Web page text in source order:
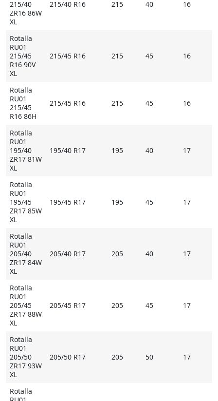
аквапланированию, обеспечивают надежные тягово-
сцепные свойства на мокром покрытии.
* Внимание: летние шины не российского
происхождения могут быть промаркированы
обозначением M+S
215/40
ZR16 86W
XL
215/40 R16 215 40 16
Rotalla
RU01
215/45
R16 90V
XL
215/45 R16 215 45 16
Rotalla
RU01
215/45
R16 86H
215/45 R16 215 45 16
Rotalla
RU01
195/40
ZR17 81W
XL
195/40 R17 195 40 17
Rotalla
RU01
195/45
ZR17 85W
XL
195/45 R17 195 45 17
Rotalla
RU01
205/40
ZR17 84W
XL
205/40 R17 205 40 17
Rotalla
RU01
205/45
ZR17 88W
XL
205/45 R17 205 45 17
Rotalla
RU01
205/50
ZR17 93W
XL
205/50 R17 205 50 17
Rotalla